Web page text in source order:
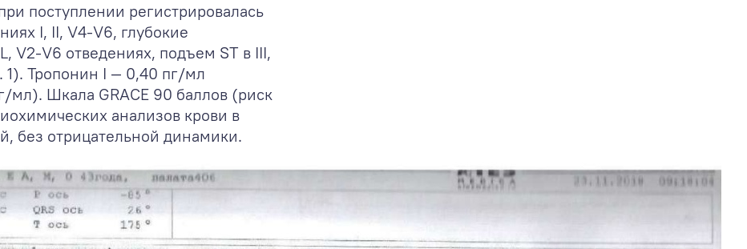
поступлении регистрировалась
I, II, V4-V6, глубокие
V2-V6 отведениях, подъем ST в III,
Тропонин I — 0,40 пг/мл
Шкала GRACE 90 баллов (риск
анализов крови в
без отрицательной динамики.